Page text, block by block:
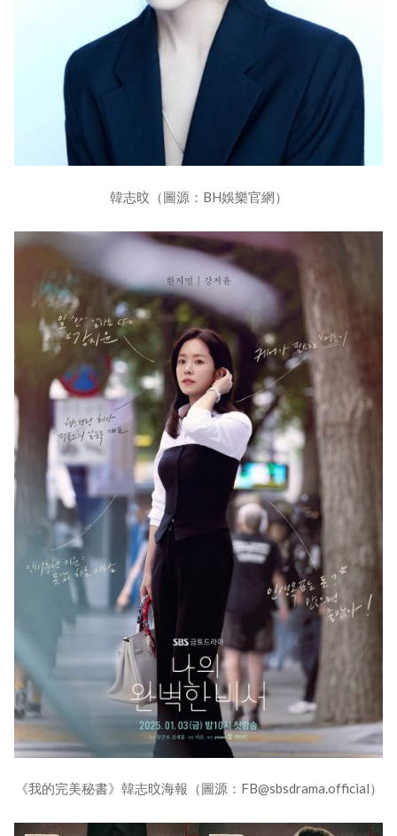
韓志旼（圖源：BH娛樂官網）
《我的完美秘書》韓志旼海報（圖源：FB@sbsdrama.official）